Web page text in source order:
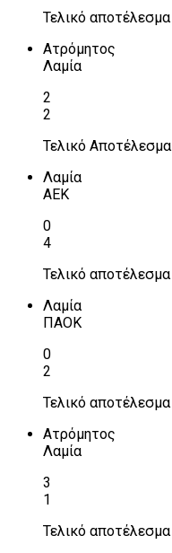
Τελικό αποτέλεσμα
Ατρόμητος
Λαμία
2
2
Τελικό Αποτέλεσμα
Λαμία
ΑΕΚ
0
4
Τελικό αποτέλεσμα
Λαμία
ΠΑΟΚ
0
2
Τελικό αποτέλεσμα
Ατρόμητος
Λαμία
3
1
Τελικό αποτέλεσμα